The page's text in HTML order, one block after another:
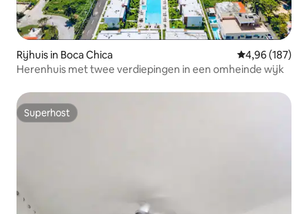
Rijhuis in Boca Chica Gemiddelde
4,96 (187)
Herenhuis met twee verdiepingen in een omheinde wijk
Superhost
Superhost